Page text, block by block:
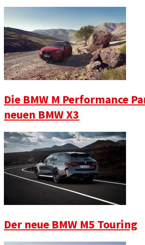
Die BMW M Performance
neuen BMW X3
Der neue BMW M5 Touring